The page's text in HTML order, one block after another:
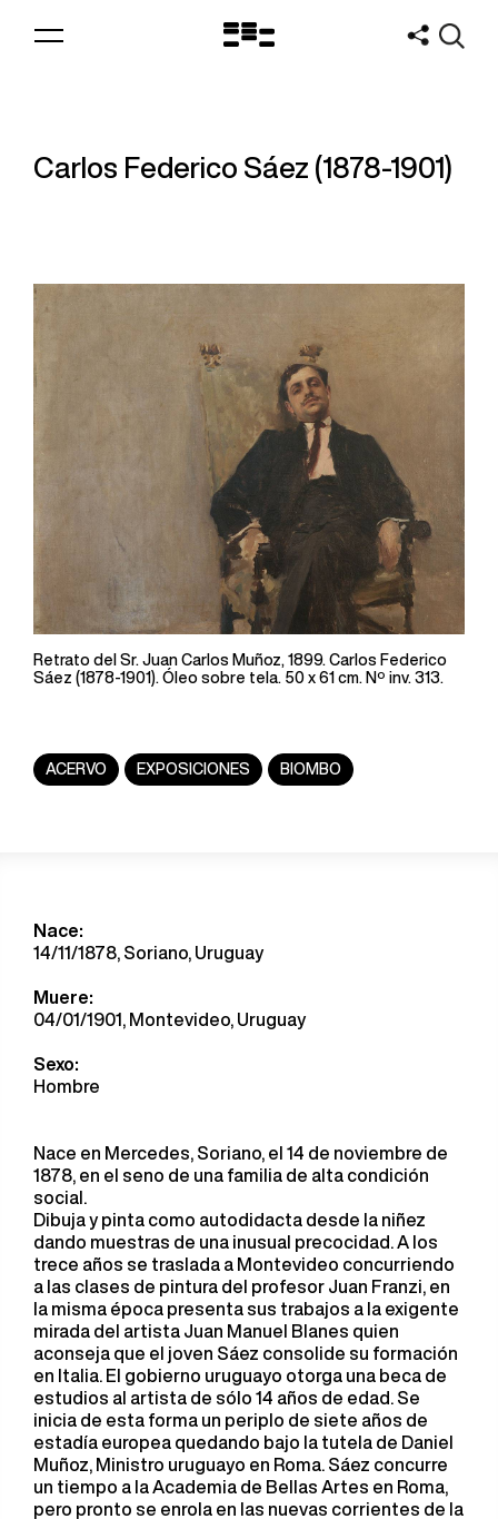
Logo
Carlos Federico Sáez (1878-1901)
Retrato del Sr. Juan Carlos Muñoz, 1899. Carlos Federico
Sáez (1878-1901). Óleo sobre tela. 50 x 61 cm. Nº inv. 313.
ACERVO EXPOSICIONES BIOMBO
Nace:
14/11/1878, Soriano, Uruguay
Muere:
04/01/1901, Montevideo, Uruguay
Sexo:
Hombre
Nace en Mercedes, Soriano, el 14 de noviembre de
1878, en el seno de una familia de alta condición
social.
Dibuja y pinta como autodidacta desde la niñez
dando muestras de una inusual precocidad. A los
trece años se traslada a Montevideo concurriendo
a las clases de pintura del profesor Juan Franzi, en
la misma época presenta sus trabajos a la exigente
mirada del artista Juan Manuel Blanes quien
aconseja que el joven Sáez consolide su formación
en Italia. El gobierno uruguayo otorga una beca de
estudios al artista de sólo 14 años de edad. Se
inicia de esta forma un periplo de siete años de
estadía europea quedando bajo la tutela de Daniel
Muñoz, Ministro uruguayo en Roma. Sáez concurre
un tiempo a la Academia de Bellas Artes en Roma,
pero pronto se enrola en las nuevas corrientes de la